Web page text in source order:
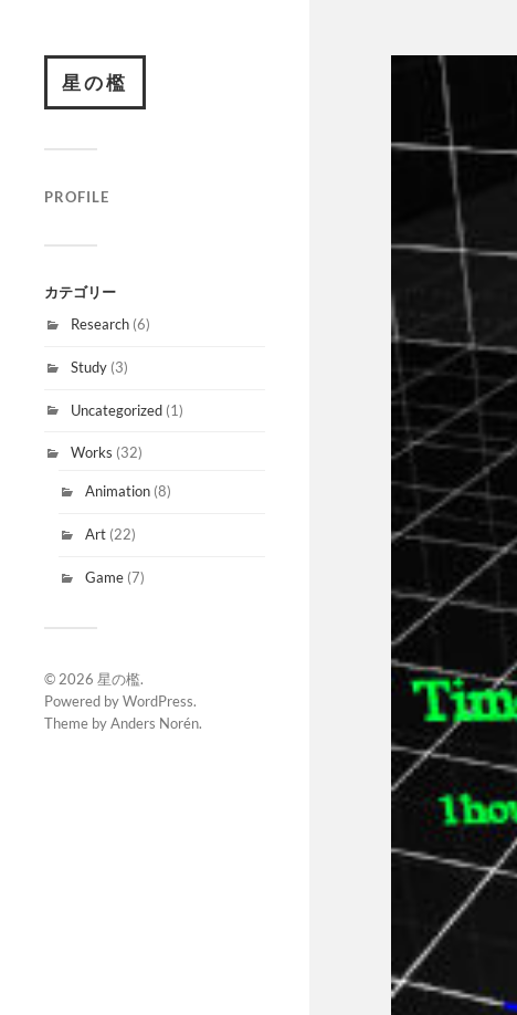
星の檻
PROFILE
カテゴリー
Research (6)
Study (3)
Uncategorized (1)
Works (32)
Animation(8)
Art(22)
Game(7)
© 2026 星の檻.
Powered byWordPress.
Theme byAnders Norén.